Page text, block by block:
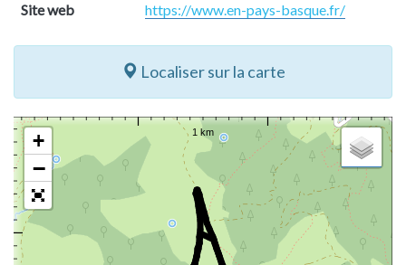
Site web https://www.en-pays-basque.fr/
Localiser sur la carte
+
−